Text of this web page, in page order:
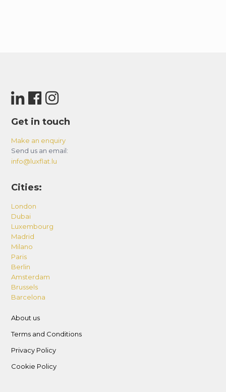
Get in touch
Make an enquiry
Send us an email:
info@luxflat.lu
Cities:
London
Dubai
Luxembourg
Madrid
Milano
Paris
Berlin
Amsterdam
Brussels
Barcelona
About us
Terms and Conditions
Privacy Policy
Cookie Policy